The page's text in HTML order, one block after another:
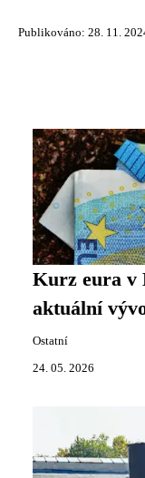
Publikováno: 28. 11.
Kurz eura v
aktuální
Ostatní
24. 05. 2026